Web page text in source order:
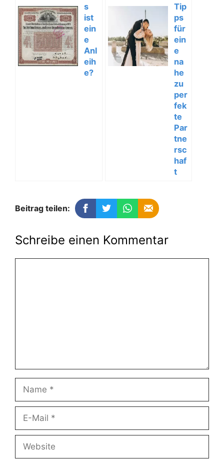
s
ist
ein
e
Anl
eih
e?
Tip
ps
für
ein
e
na
he
zu
per
fek
te
Par
tne
rsc
haf
t
Beitrag teilen:
Schreibe einen Kommentar
Name
Website